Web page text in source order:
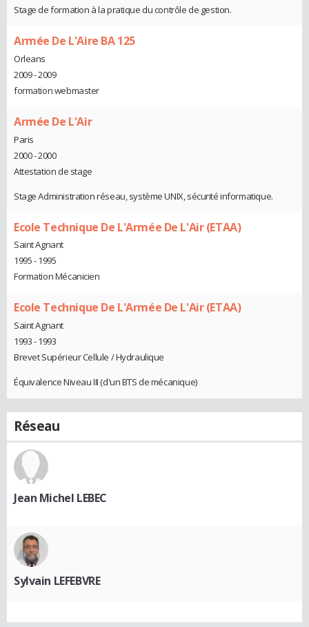
Stage de formation à la pratique du contrôle de gestion.
Armée De L'Aire BA 125
Orleans
2009 - 2009
formation webmaster
Armée De L'Air
Paris
2000 - 2000
Attestation de stage
Stage Administration réseau, système UNIX, sécurité informatique.
Ecole Technique De L'Armée De L'Air (ETAA)
Saint Agnant
1995 - 1995
Formation Mécanicien
Ecole Technique De L'Armée De L'Air (ETAA)
Saint Agnant
1993 - 1993
Brevet Supérieur Cellule / Hydraulique
Équivalence Niveau III (d'un BTS de mécanique)
Réseau
Jean Michel LEBEC
Sylvain LEFEBVRE